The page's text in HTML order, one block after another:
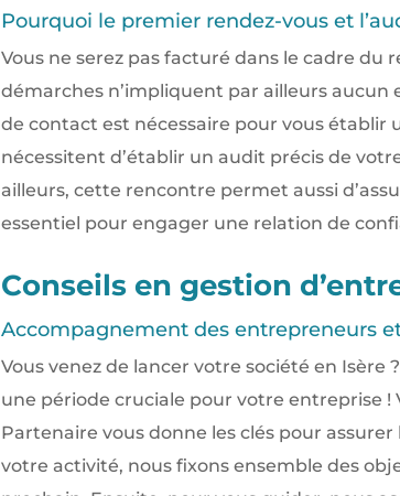
Pourquoi le premier rendez-vous et
Vous ne serez pas facturé dans le cadre du
démarches n’impliquent par ailleurs
de contact est nécessaire pour vous établir
nécessitent d’établir un audit précis de
ailleurs, cette rencontre permet aussi
essentiel pour engager une relation de
Conseils en gestion
Accompagnement des entrepreneurs
Vous venez de lancer votre société en Isère
une période cruciale pour votre entreprise
Partenaire vous donne les clés pour
votre activité, nous fixons ensemble des